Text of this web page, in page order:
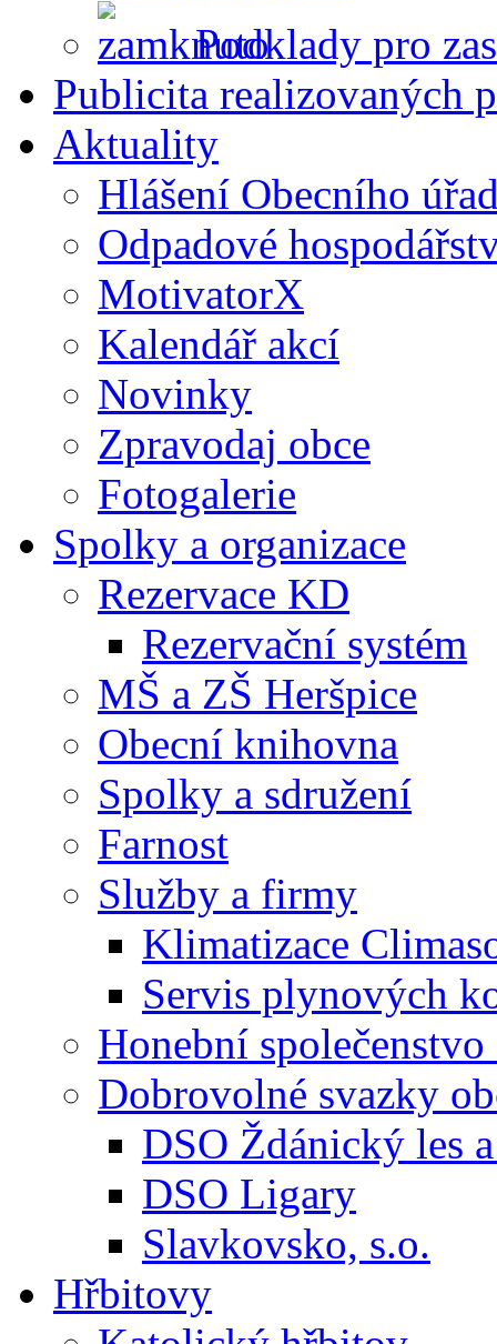
Podklady pro
Publicita realizovaných
Aktuality
Hlášení Obecního
Odpadové
MotivatorX
Kalendář akcí
Novinky
Zpravodaj obce
Fotogalerie
Spolky a organizace
Rezervace KD
Rezervační systém
MŠ a ZŠ Heršpice
Obecní knihovna
Spolky a sdružení
Farnost
Služby a firmy
Klimatizace
Servis plynových
Honební společenstvo
Dobrovolné svazky
DSO Ždánický les
DSO Ligary
Slavkovsko, s.o.
Hřbitovy